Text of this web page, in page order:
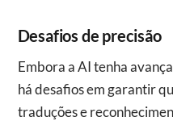
Desafios de precisão
Embora a AI tenha avançado consideravelmente, ainda
há desafios em garantir
traduções e